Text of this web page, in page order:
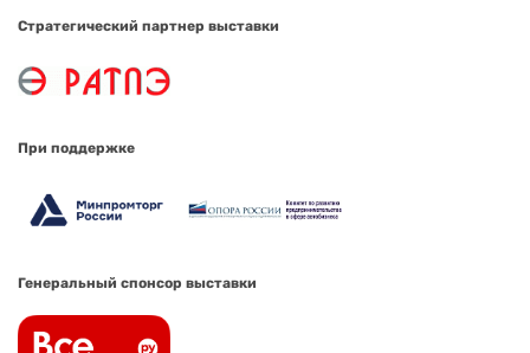
Стратегический партнер выставки
При поддержке
Генеральный спонсор выставки